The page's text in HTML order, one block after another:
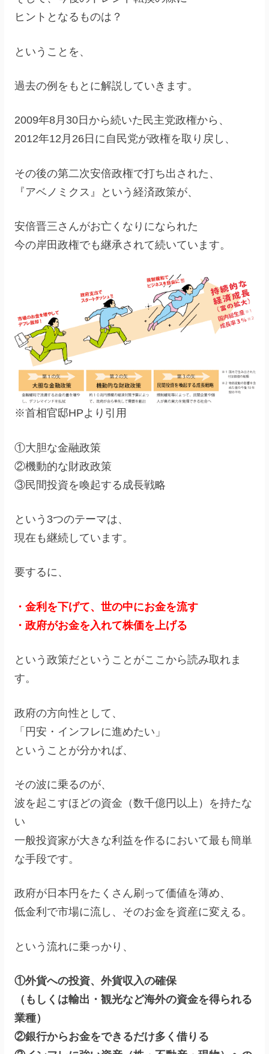
ヒントとなるものは？
ということを、
過去の例をもとに解説していきます。
2009年8月30日から続いた民主党政権から、
2012年12月26日に自民党が政権を取り戻し、
その後の第二次安倍政権で打ち出された、
『アベノミクス』という経済政策が、
安倍晋三さんがお亡くなりになられた
今の岸田政権でも継承されて続いています。
※首相官邸HPより引用
①大胆な金融政策
②機動的な財政政策
③民間投資を喚起する成長戦略
という3つのテーマは、
現在も継続しています。
要するに、
・金利を下げて、世の中にお金を流す
・政府がお金を入れて株価を上げる
という政策だということがここから読み取れま
す。
政府の方向性として、
「円安・インフレに進めたい」
ということが分かれば、
その波に乗るのが、
波を起こすほどの資金（数千億円以上）を持たな
い
一般投資家が大きな利益を作るにおいて最も簡単
な手段です。
政府が日本円をたくさん刷って価値を薄め、
低金利で市場に流し、そのお金を資産に変える。
という流れに乗っかり、
①外貨への投資、外貨収入の確保
（もしくは輸出・観光など海外の資金を得られる
業種）
②銀行からお金をできるだけ多く借りる